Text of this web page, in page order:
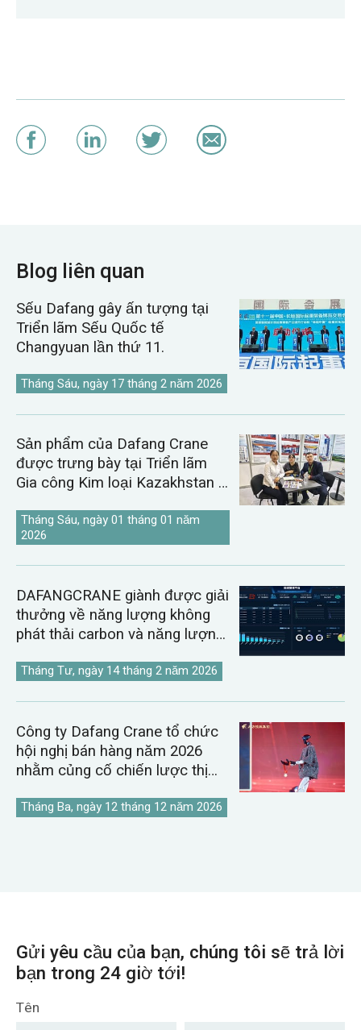
Blog liên quan
Sếu Dafang gây ấn tượng tại
Triển lãm Sếu Quốc tế
Changyuan lần thứ 11.
Tháng Sáu, ngày 17 tháng 2 năm 2026
Sản phẩm của Dafang Crane
được trưng bày tại Triển lãm
Gia công Kim loại Kazakhstan &
Tháng Sáu, ngày 01 tháng 01 năm
2026
DAFANGCRANE giành được giải
thưởng về năng lượng không
phát thải carbon và năng lượng
Tháng Tư, ngày 14 tháng 2 năm 2026
Công ty Dafang Crane tổ chức
hội nghị bán hàng năm 2026
nhằm củng cố chiến lược thị
Tháng Ba, ngày 12 tháng 12 năm 2026
Gửi yêu cầu của bạn, chúng tôi sẽ trả lời
bạn trong 24 giờ tới!
Tên